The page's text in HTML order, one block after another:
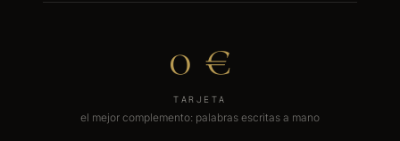
0 €
TARJETA
el mejor complemento: palabras escritas a mano